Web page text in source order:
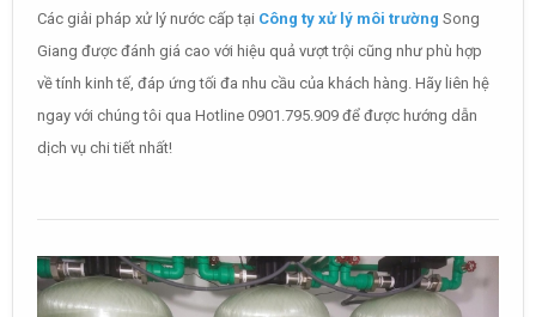
Các giải pháp xử lý nước cấp tại Công ty xử lý môi trường Song
Giang được đánh giá cao với hiệu quả vượt trội cũng như phù hợp
về tính kinh tế, đáp ứng tối đa nhu cầu của khách hàng. Hãy liên hệ
ngay với chúng tôi qua Hotline 0901.795.909 để được hướng dẫn
dịch vụ chi tiết nhất!